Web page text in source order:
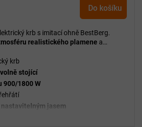
Do košíku
krb s imitací ohně BestBerg.
realistického plamene a
krb
stojící
900/1800 W
nastavitelným jasem